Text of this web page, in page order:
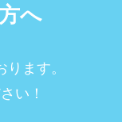
へ
ます。
い！